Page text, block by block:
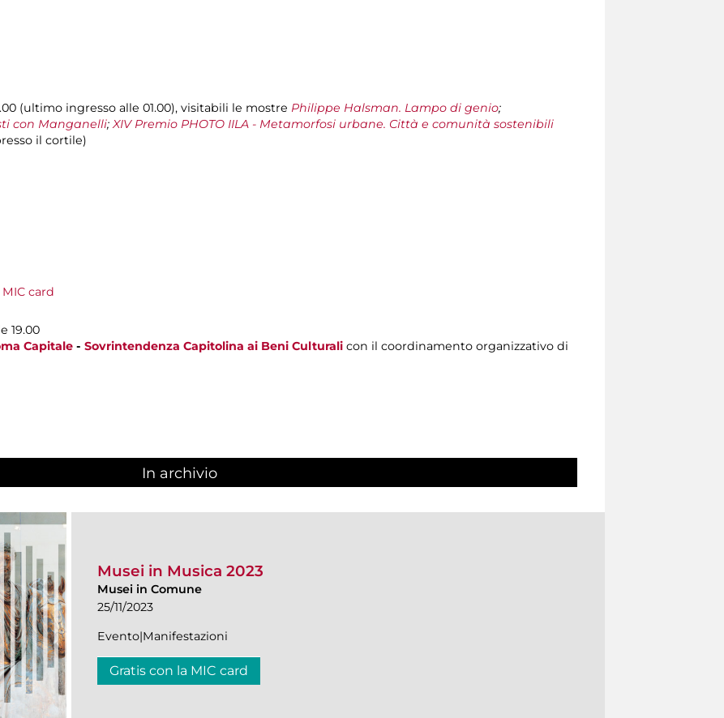
(ultimo ingresso alle 01.00), visitabili le mostre Philippe Halsman. Lampo di genio;
con Manganelli;XIV Premio PHOTO IILA - Metamorfosi urbane. Città e comunità sostenibili
il cortile)
MIC card
19.00
Capitale - Sovrintendenza Capitolina ai Beni Culturali con il coordinamento organizzativo di
In archivio
Musei in Musica 2023
Musei in Comune
25/11/2023
Evento|Manifestazioni
Gratis con la MIC card